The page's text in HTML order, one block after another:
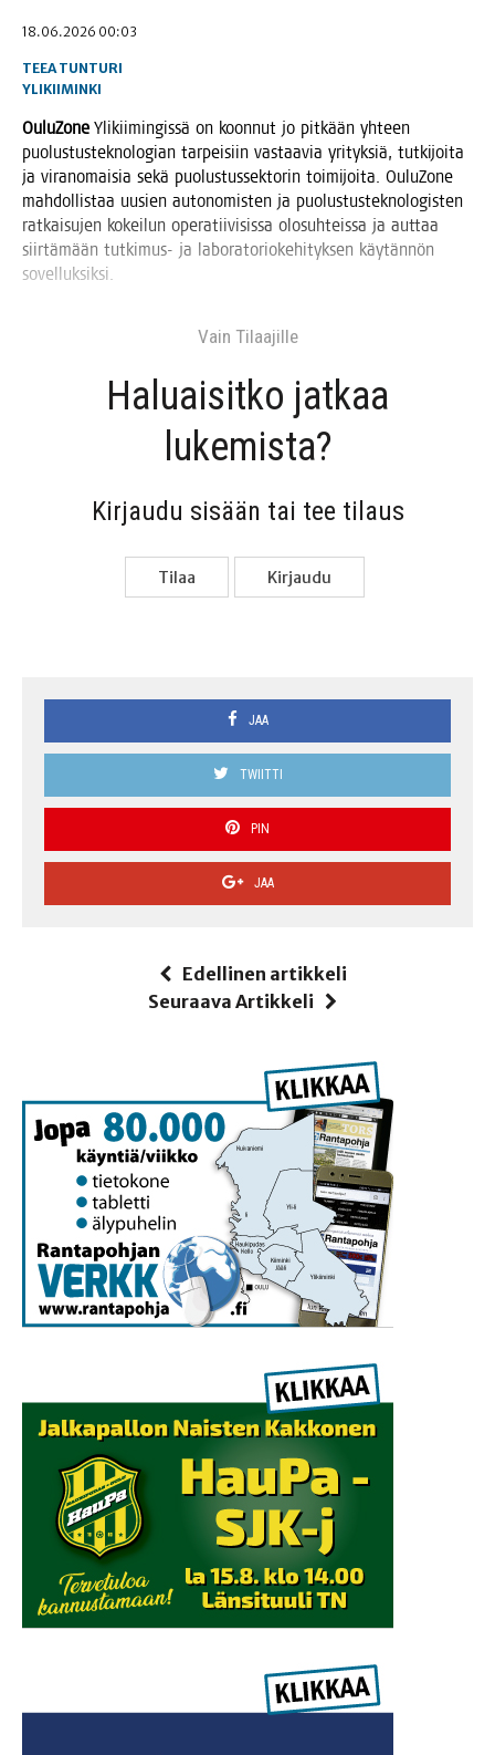
18.06.2026 00:03
TEEA TUNTURI
YLIKIIMINKI
OuluZo­ne Yli­kii­min­gis­sä on koon­nut jo pit­kään yhteen
puo­lus­tus­tek­no­lo­gian tar­pei­siin vas­taa­via yri­tyk­siä, tut­ki­joi­ta
ja viran­omai­sia sekä puo­lus­tus­sek­to­rin toi­mi­joi­ta. OuluZo­ne
mah­dol­lis­taa uusien auto­no­mis­ten ja puo­lus­tus­tek­no­lo­gis­ten
rat­kai­su­jen kokei­lun ope­ra­tii­vi­sis­sa olo­suh­teis­sa ja aut­taa
siir­tä­mään tut­ki­mus- ja labo­ra­to­rio­ke­hi­tyk­sen käy­tän­nön
sovelluksiksi.
Vain Tilaa­jil­le
Haluai­sit­ko jat­kaa
lukemista?
Kir­jau­du sisään tai tee tilaus
Tilaa Kir­jau­du
JAA
TWIITTI
PIN
JAA
Edellinen artikkeli
Seuraava Artikkeli